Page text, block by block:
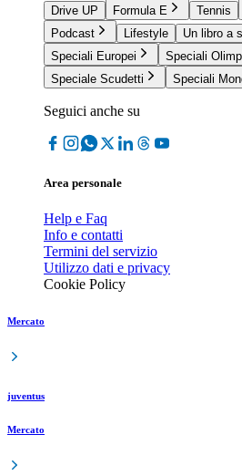
Drive UP
Formula E Tennis
Podcast
Lifestyle
Un libro a
Speciali Europei
Speciali
Speciale Scudetti
Speciali
Seguici anche su
Area personale
Help e Faq
Info e contatti
Termini del servizio
Utilizzo dati e privacy
Cookie Policy
Mercato
juventus
Mercato